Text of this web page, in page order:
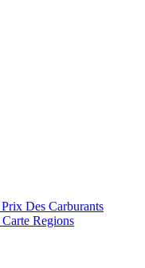
Prix Des Carburants
Carte Regions